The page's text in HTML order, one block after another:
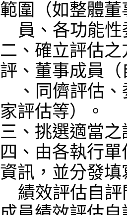
範圍（如整體
二、確立評估
評、董事成員
家評估等）。
三、挑選適當
四、由各執行
資訊，並分發